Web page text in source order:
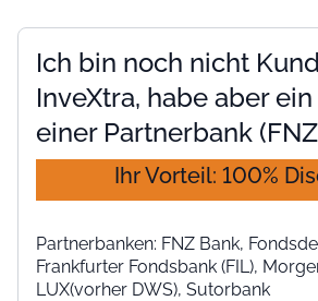
Ich bin noch nicht
InveXtra, habe aber
einer Partnerbank
Ihr Vorteil: 100%
Partnerbanken: FNZ Bank,
Frankfurter Fondsbank (FIL),
LUX(vorher DWS), Sutorbank